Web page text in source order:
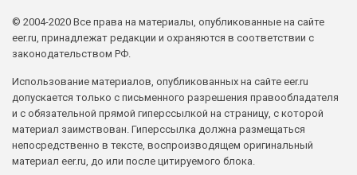
© 2004-2020 Все права на материалы, опубликованные на сайте
eer.ru, принадлежат редакции и охраняются в соответствии с
законодательством РФ.
Использование материалов, опубликованных на сайте eer.ru
допускается только с письменного разрешения правообладателя
и с обязательной прямой гиперссылкой на страницу, с которой
материал заимствован. Гиперссылка должна размещаться
непосредственно в тексте, воспроизводящем оригинальный
материал eer.ru, до или после цитируемого блока.